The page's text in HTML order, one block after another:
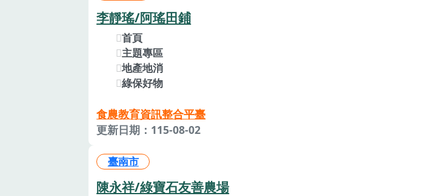
李靜瑤/阿瑤田鋪
首頁
主題專區
地產地消
綠保好物
食農教育資訊整合平臺
更新日期：115-08-02
臺南市
陳永祥/綠寶石友善農場